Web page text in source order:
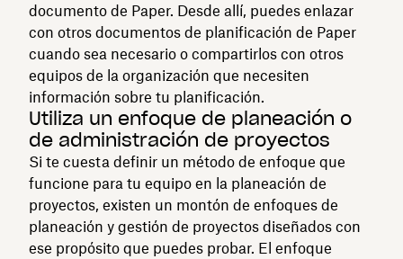
documento de Paper. Desde allí, puedes enlazar
con otros documentos de planificación de Paper
cuando sea necesario o compartirlos con otros
equipos de la organización que necesiten
información sobre tu planificación.
Utiliza un enfoque de planeación o
de administración de proyectos
Si te cuesta definir un método de enfoque que
funcione para tu equipo en la planeación de
proyectos, existen un montón de enfoques de
planeación y gestión de proyectos diseñados con
ese propósito que puedes probar. El enfoque